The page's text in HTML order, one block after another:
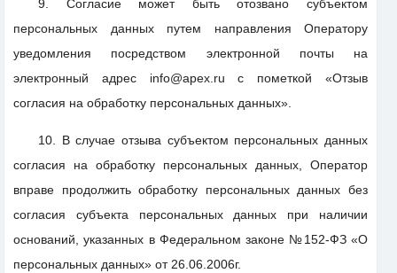
9. Согласие может быть отозвано субъектом
персональных данных путем направления Оператору
уведомления посредством электронной почты на
электронный адрес info@apex.ru с пометкой «Отзыв
согласия на обработку персональных данных».
10. В случае отзыва субъектом персональных данных
согласия на обработку персональных данных, Оператор
вправе продолжить обработку персональных данных без
согласия субъекта персональных данных при наличии
оснований, указанных в Федеральном законе №152-ФЗ «О
персональных данных» от 26.06.2006г.